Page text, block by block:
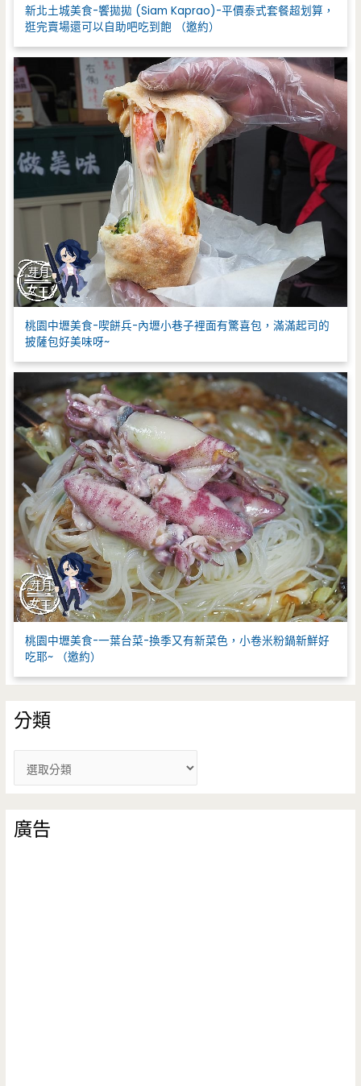
新北土城美食-饗拋拋 (Siam Kaprao)-平價泰式套餐超划算，
逛完賣場還可以自助吧吃到飽 （邀約）
桃園中壢美食-喫餅兵-內壢小巷子裡面有驚喜包，滿滿起司的
披薩包好美味呀~
桃園中壢美食-一葉台菜-換季又有新菜色，小卷米粉鍋新鮮好
吃耶~ （邀約）
分類
類
廣告